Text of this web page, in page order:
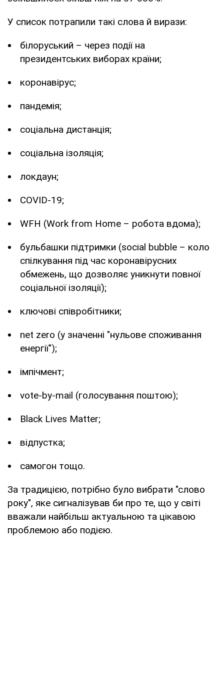
У список потрапили такі слова й вирази:
білоруський – через події на
президентських виборах країни;
коронавірус;
пандемія;
соціальна дистанція;
соціальна ізоляція;
локдаун;
COVID-19;
WFH (Work from Home – робота вдома);
бульбашки підтримки (social bubble – коло
спілкування під час коронавірусних
обмежень, що дозволяє уникнути повної
соціальної ізоляції);
ключові співробітники;
net zero (у значенні "нульове споживання
енергії");
імпічмент;
vote-by-mail (голосування поштою);
Black Lives Matter;
відпустка;
самогон тощо.
За традицією, потрібно було вибрати "слово
року", яке сигналізував би про те, що у світі
вважали найбільш актуальною та цікавою
проблемою або подією.